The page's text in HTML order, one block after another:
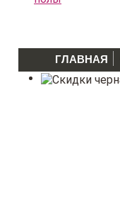
ГЛАВНАЯ